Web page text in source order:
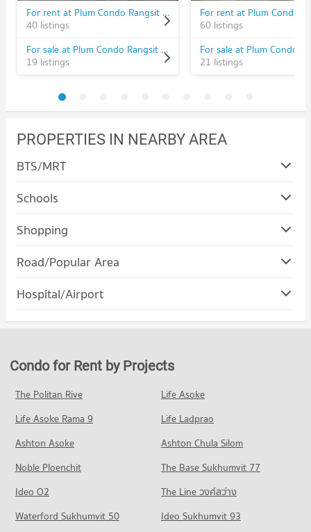
For rent at Plum Condo Rangsit Alive
40 listings
For sale at Plum Condo Rangsit Alive
19 listings
60 listings
21 listings
PROPERTIES IN NEARBY AREA
BTS/MRT
Schools
Condo Thammasat University, Rangsit Campus
Condo for Rent Thammasat University, Rangsit Campus
Condo for Sale Thammasat University, Rangsit Campus
Condo for Rent Bangkok University
1,187 properties for rent
247 properties for sale
Shopping
Condo Mega Home Rangsit
Condo for Rent Mega Home Rangsit
Condo Makro Khlong Luang
1,192 properties for rent
Condo for Sale Makro Khlong Luang
PROJECT_COUNT
Condo for Rent HomePro Rangsit
Road/Popular Area
Condo Khlong Luang Pathumthani
Condo for Rent in Khlong Luang Pathumthani
Condo for Sale in Khlong Luang Pathumthani
289 properties for sale
Condo Rangsit-Nakhon Nayok Road
PROJECT_COUNT
Condo for Rent near Rangsit-Nakhon Nayok Road
1,331 properties for rent
Condo for Sale near Rangsit-Nakhon Nayok Road
370 properties for sale
Condo Rangsit
Hospital/Airport
Condo Thonburi Burana Hospital
Condo for Rent near Thonburi Burana Hospital
602 properties for rent
Condo for Sale near Thonburi Burana Hospital
PROJECT_COUNT
Condo for Rent near Phatara-Thonburi Hospital
245 properties for sale
Condo for Rent by Projects
The Politan Rive
Life Asoke
Life Asoke Rama 9
Life Ladprao
Ashton Asoke
Ashton Chula Silom
Noble Ploenchit
The Base Sukhumvit 77
Ideo O2
The Line วงศ์สว่าง
Waterford Sukhumvit 50
Ideo Sukhumvit 93